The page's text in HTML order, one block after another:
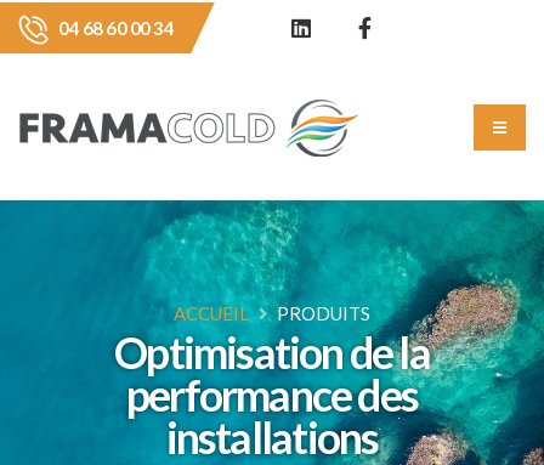
04 68 60 00 34
Optimisation de la
performance des
installations
ACCUEIL PRODUITS